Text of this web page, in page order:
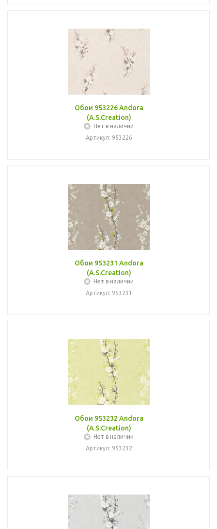
Обои 953226 Andora
(A.S.Creation)
Нет в наличии
Артикул: 953226
Обои 953231 Andora
(A.S.Creation)
Нет в наличии
Артикул: 953231
Обои 953232 Andora
(A.S.Creation)
Нет в наличии
Артикул: 953232